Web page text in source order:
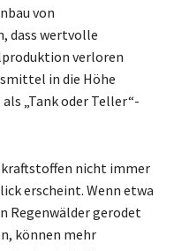
von
dass wertvolle
verloren
in die Höhe
„Tank oder Teller“-
nicht immer
erscheint. Wenn etwa
Regenwälder gerodet
können mehr